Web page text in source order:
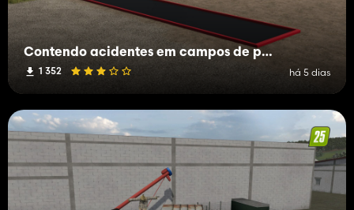
Contendo acidentes em campos de petróleo
1 352 há 5 dias